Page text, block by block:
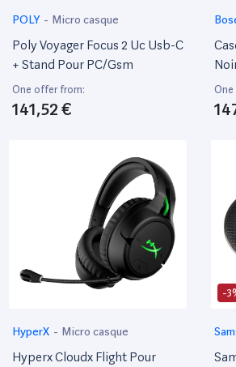
POLY - Micro casque
Poly Voyager Focus 2 Uc Usb-C
+ Stand Pour PC/Gsm
One offer from:
141,52 €
HyperX - Micro casque
Hyperx Cloudx Flight Pour
-